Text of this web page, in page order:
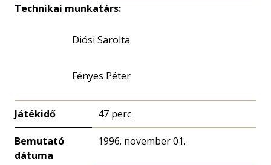
Technikai munkatárs:
Diósi Sarolta
Fényes Péter
Játékidő 47 perc
Bemutató
dátuma
1996. november 01.